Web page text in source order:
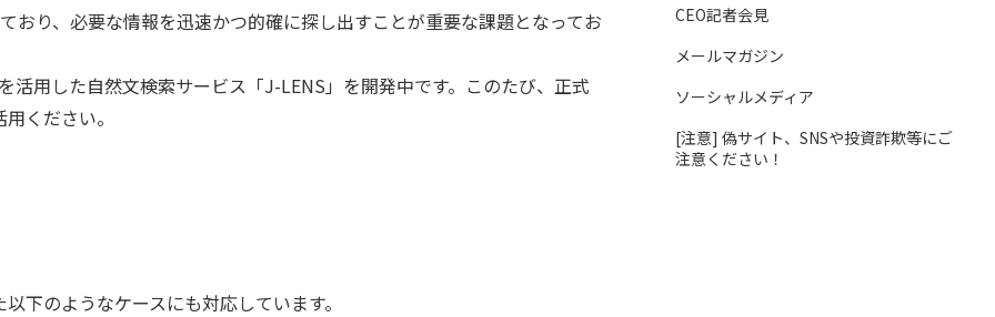
り、必要な情報を迅速かつ的確に探し出すことが重要な課題となってお
用した自然文検索サービス「J-LENS」を開発中です。このたび、正式
ください。
下のようなケースにも対応しています。
CEO記者会見
メールマガジン
ソーシャルメディア
[注意] 偽サイト、SNSや投資詐欺等にご
注意ください！